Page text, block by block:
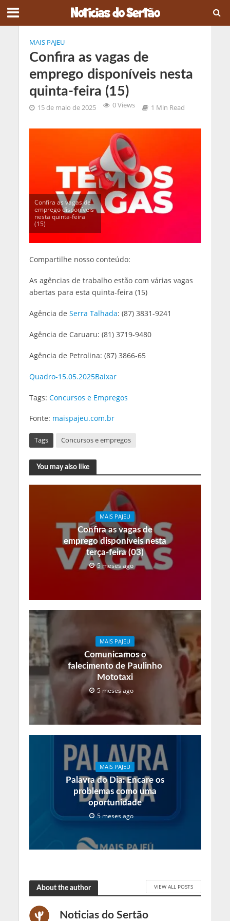
MAIS PAJEU
Confira as vagas de
emprego disponíveis nesta
quinta-feira (15)
15 de maio de 2025 0 Views 1 Min Read
Confira as vagas de
emprego disponíveis
nesta quinta-feira
(15)
Compartilhe nosso conteúdo:
As agências de trabalho estão com várias vagas
abertas para esta quinta-feira (15)
Agência de Serra Talhada: (87) 3831-9241
Agência de Caruaru: (81) 3719-9480
Agência de Petrolina: (87) 3866-65
Quadro-15.05.2025Baixar
Tags: Concursos e Empregos
Fonte: maispajeu.com.br
Tags Concursos e empregos
You may also like
MAIS PAJEU
Confira as vagas de
emprego disponíveis nesta
terça-feira (03)
5 meses ago
MAIS PAJEU
Comunicamos o
falecimento de Paulinho
Mototaxi
5 meses ago
MAIS PAJEU
Palavra do Dia: Encare os
problemas como uma
oportunidade
5 meses ago
About the author VIEW ALL POSTS
Noticias do Sertão